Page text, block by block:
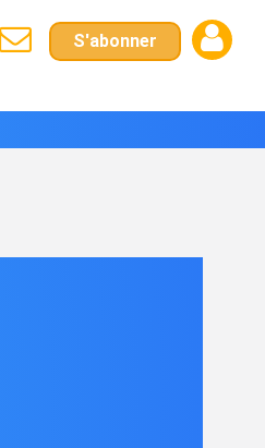
S'abonner